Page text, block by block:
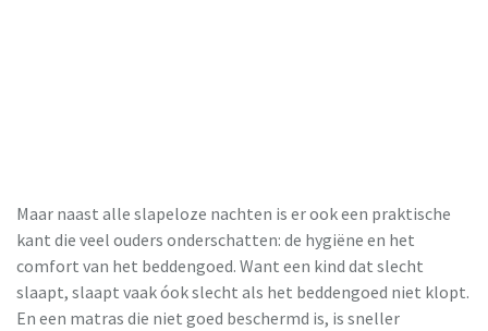
Maar naast alle slapeloze nachten is er ook een praktische
kant die veel ouders onderschatten: de hygiëne en het
comfort van het beddengoed. Want een kind dat slecht
slaapt, slaapt vaak óok slecht als het beddengoed niet klopt.
En een matras die niet goed beschermd is, is sneller